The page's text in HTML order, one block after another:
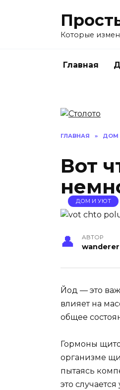
Которые
Главная
ГЛАВНАЯ » ДОМ
Вот
ДОМ И УЮТ
АВТОР
wanderer
Йод — это
влияет на
общее
Гормоны
организме
пытаясь
это